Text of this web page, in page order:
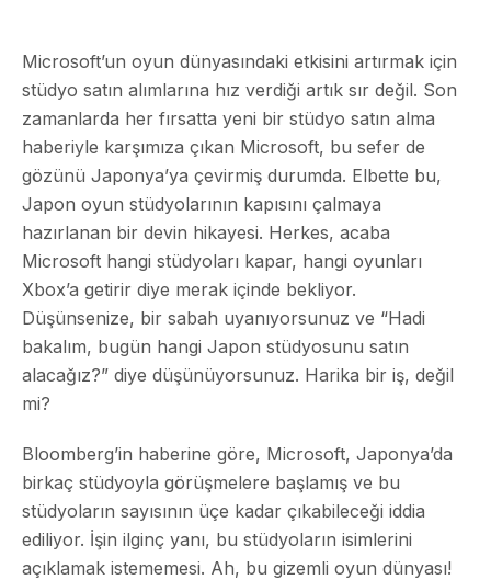
Microsoft’un oyun dünyasındaki etkisini artırmak için
stüdyo satın alımlarına hız verdiği artık sır değil. Son
zamanlarda her fırsatta yeni bir stüdyo satın alma
haberiyle karşımıza çıkan Microsoft, bu sefer de
gözünü Japonya’ya çevirmiş durumda. Elbette bu,
Japon oyun stüdyolarının kapısını çalmaya
hazırlanan bir devin hikayesi. Herkes, acaba
Microsoft hangi stüdyoları kapar, hangi oyunları
Xbox’a getirir diye merak içinde bekliyor.
Düşünsenize, bir sabah uyanıyorsunuz ve “Hadi
bakalım, bugün hangi Japon stüdyosunu satın
alacağız?” diye düşünüyorsunuz. Harika bir iş, değil
mi?
Bloomberg’in haberine göre, Microsoft, Japonya’da
birkaç stüdyoyla görüşmelere başlamış ve bu
stüdyoların sayısının üçe kadar çıkabileceği iddia
ediliyor. İşin ilginç yanı, bu stüdyoların isimlerini
açıklamak istememesi. Ah, bu gizemli oyun dünyası!